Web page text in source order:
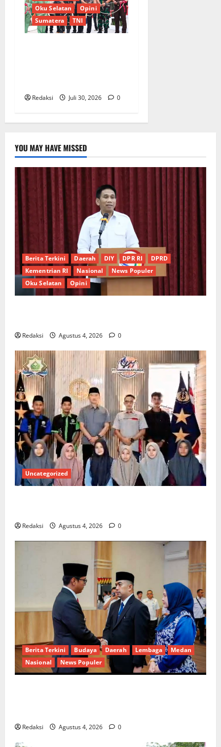
Oku Selatan
Opini
Sumatera
TNI
Redaksi Juli 30, 2026 0
YOU MAY HAVE MISSED
Berita Terkini Daerah DIY DPR RI
DPRD
Kementrian RI
Nasional
News Populer
Oku Selatan
Opini
Redaksi Agustus 4, 2026 0
Uncategorized
Redaksi Agustus 4, 2026 0
Berita Terkini Budaya Daerah Lembaga
Medan
Nasional
News Populer
Redaksi Agustus 4, 2026 0